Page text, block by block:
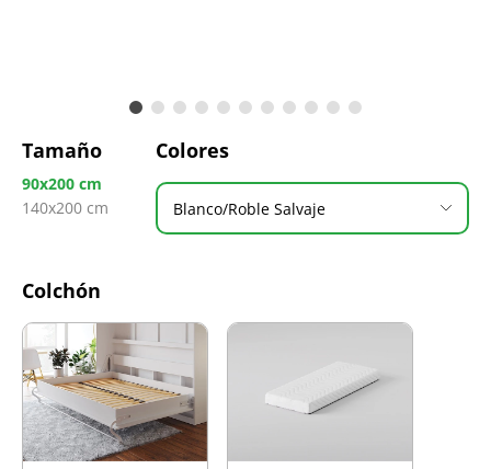
Tamaño
90x200 cm
140x200 cm
Colores
Blanco/Roble Salvaje
Colchón